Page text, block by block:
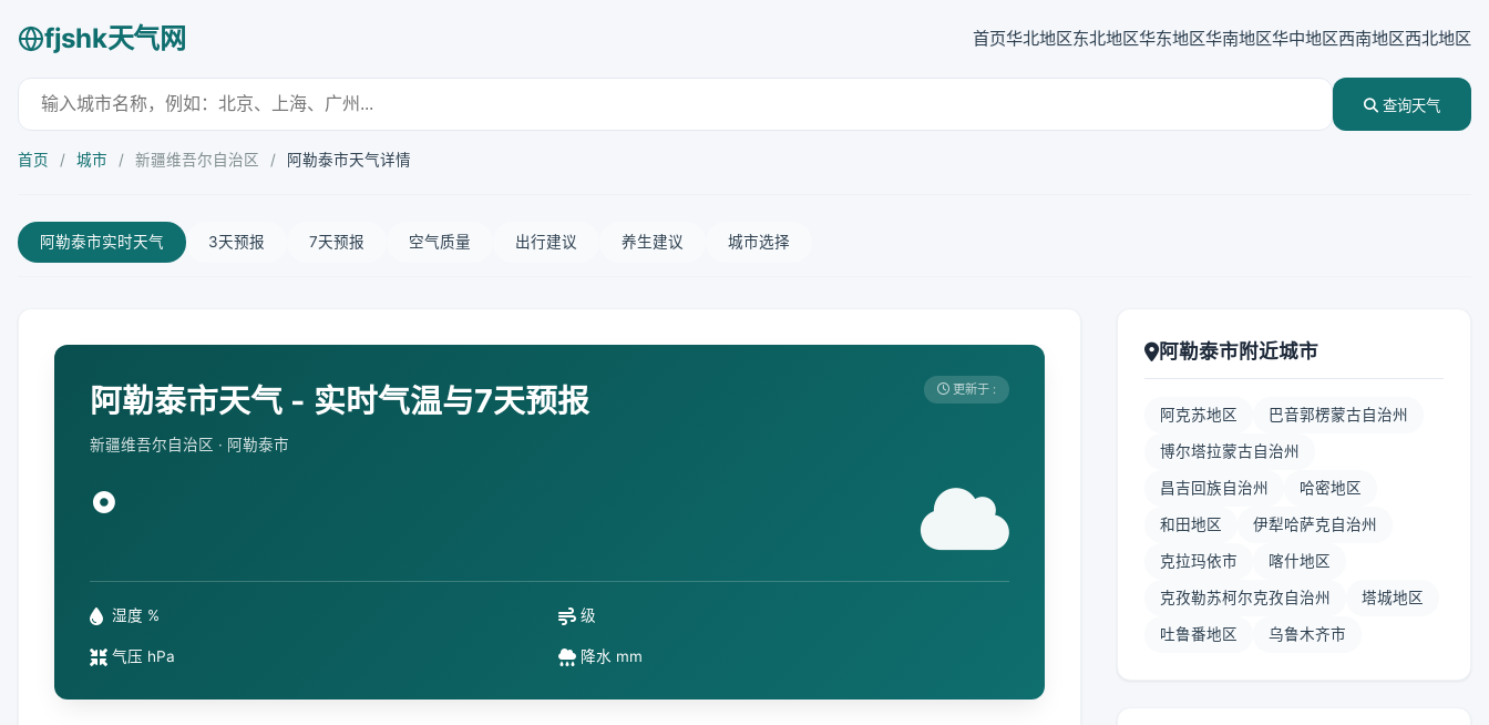
fjshk天气网 首页华北地区东北地区华东地区华南地区华中地区西南地区西北地区
查询天气
首页 / 城市 / 新疆维吾尔自治区 / 阿勒泰市天气详情
阿勒泰市实时天气 3天预报 7天预报 空气质量 出行建议 养生建议 城市选择
阿勒泰市天气 - 实时气温与7天预报
新疆维吾尔自治区 · 阿勒泰市
更新于 :
°
湿度 % 级
气压 hPa 降水 mm
阿勒泰市附近城市
阿克苏地区 巴音郭楞蒙古自治州
博尔塔拉蒙古自治州
昌吉回族自治州 哈密地区
和田地区 伊犁哈萨克自治州
克拉玛依市 喀什地区
克孜勒苏柯尔克孜自治州 塔城地区
吐鲁番地区 乌鲁木齐市